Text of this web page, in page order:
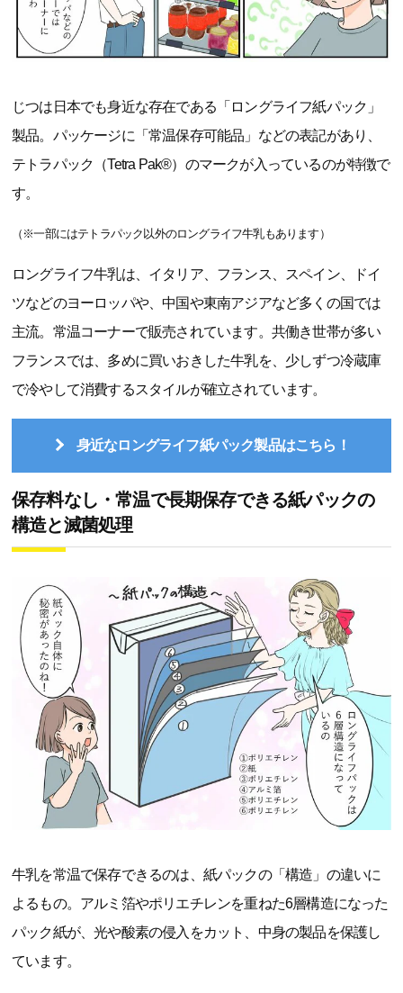
じつは日本でも身近な存在である「ロングライフ紙パック」
製品。パッケージに「常温保存可能品」などの表記があり、
テトラパック（Tetra Pak®）のマークが入っているのが特徴で
す。
（※一部にはテトラパック以外のロングライフ牛乳もあります）
ロングライフ牛乳は、イタリア、フランス、スペイン、ドイ
ツなどのヨーロッパや、中国や東南アジアなど多くの国では
主流。常温コーナーで販売されています。共働き世帯が多い
フランスでは、多めに買いおきした牛乳を、少しずつ冷蔵庫
で冷やして消費するスタイルが確立されています。
身近なロングライフ紙パック製品はこちら！
保存料なし・常温で長期保存できる紙パックの
構造と滅菌処理
牛乳を常温で保存できるのは、紙パックの「構造」の違いに
よるもの。アルミ箔やポリエチレンを重ねた6層構造になった
パック紙が、光や酸素の侵入をカット、中身の製品を保護し
ています。